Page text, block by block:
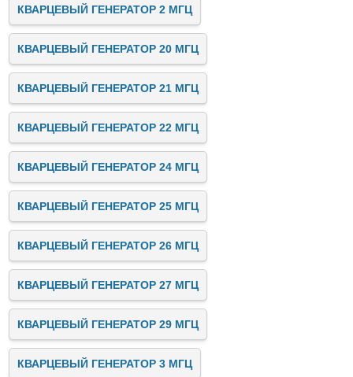
КВАРЦЕВЫЙ ГЕНЕРАТОР 2 МГЦ
КВАРЦЕВЫЙ ГЕНЕРАТОР 20 МГЦ
КВАРЦЕВЫЙ ГЕНЕРАТОР 21 МГЦ
КВАРЦЕВЫЙ ГЕНЕРАТОР 22 МГЦ
КВАРЦЕВЫЙ ГЕНЕРАТОР 24 МГЦ
КВАРЦЕВЫЙ ГЕНЕРАТОР 25 МГЦ
КВАРЦЕВЫЙ ГЕНЕРАТОР 26 МГЦ
КВАРЦЕВЫЙ ГЕНЕРАТОР 27 МГЦ
КВАРЦЕВЫЙ ГЕНЕРАТОР 29 МГЦ
КВАРЦЕВЫЙ ГЕНЕРАТОР 3 МГЦ